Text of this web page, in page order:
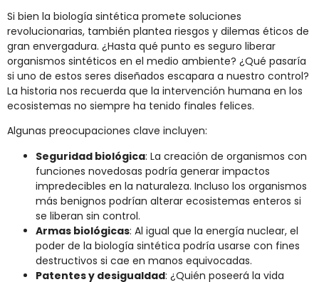
Si bien la biología sintética promete soluciones
revolucionarias, también plantea riesgos y dilemas éticos de
gran envergadura. ¿Hasta qué punto es seguro liberar
organismos sintéticos en el medio ambiente? ¿Qué pasaría
si uno de estos seres diseñados escapara a nuestro control?
La historia nos recuerda que la intervención humana en los
ecosistemas no siempre ha tenido finales felices.
Algunas preocupaciones clave incluyen:
Seguridad biológica: La creación de organismos con
funciones novedosas podría generar impactos
impredecibles en la naturaleza. Incluso los organismos
más benignos podrían alterar ecosistemas enteros si
se liberan sin control.
Armas biológicas: Al igual que la energía nuclear, el
poder de la biología sintética podría usarse con fines
destructivos si cae en manos equivocadas.
Patentes y desigualdad: ¿Quién poseerá la vida